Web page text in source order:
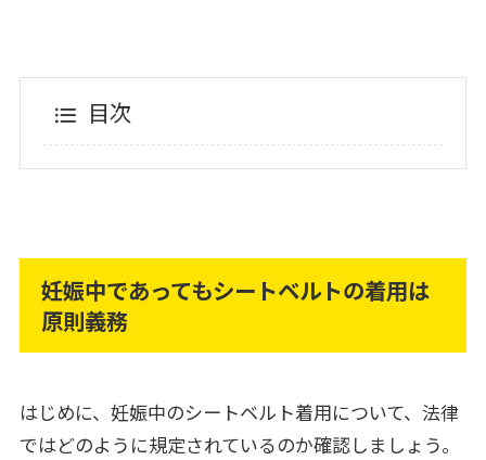
目次
妊娠中であってもシートベルトの着用は
原則義務
はじめに、妊娠中のシートベルト着用について、法律
ではどのように規定されているのか確認しましょう。